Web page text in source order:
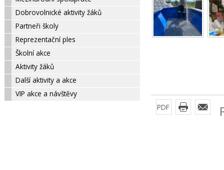
Dobrovolnické aktivity žáků
Partneři školy
Reprezentační ples
Školní akce
Aktivity žáků
Další aktivity a akce
VIP akce a návštěvy
PDF